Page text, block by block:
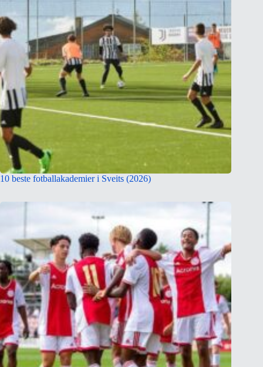
10 beste fotballakademier i Sveits (2026)